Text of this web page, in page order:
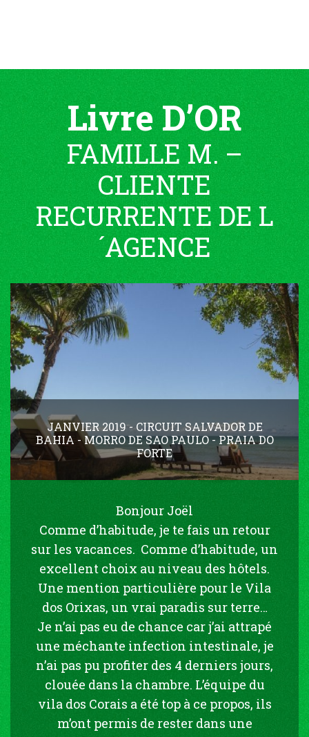
Livre D’OR
FAMILLE M. –
CLIENTE
RECURRENTE DE L
´AGENCE
JANVIER 2019 - CIRCUIT SALVADOR DE
BAHIA - MORRO DE SAO PAULO - PRAIA DO
FORTE
Bonjour Joël
Comme d’habitude, je te fais un retour
sur les vacances. Comme d’habitude, un
excellent choix au niveau des hôtels.
Une mention particulière pour le Vila
dos Orixas, un vrai paradis sur terre…
Je n’ai pas eu de chance car j’ai attrapé
une méchante infection intestinale, je
n’ai pas pu profiter des 4 derniers jours,
clouée dans la chambre. L’équipe du
vila dos Corais a été top à ce propos, ils
m’ont permis de rester dans une